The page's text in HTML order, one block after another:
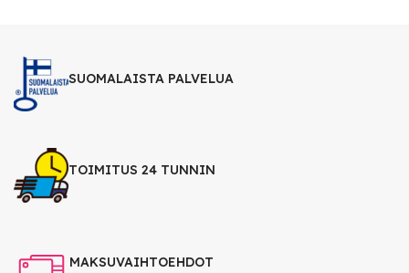
SUOMALAISTA PALVELUA
TOIMITUS 24 TUNNIN
MAKSUVAIHTOEHDOT